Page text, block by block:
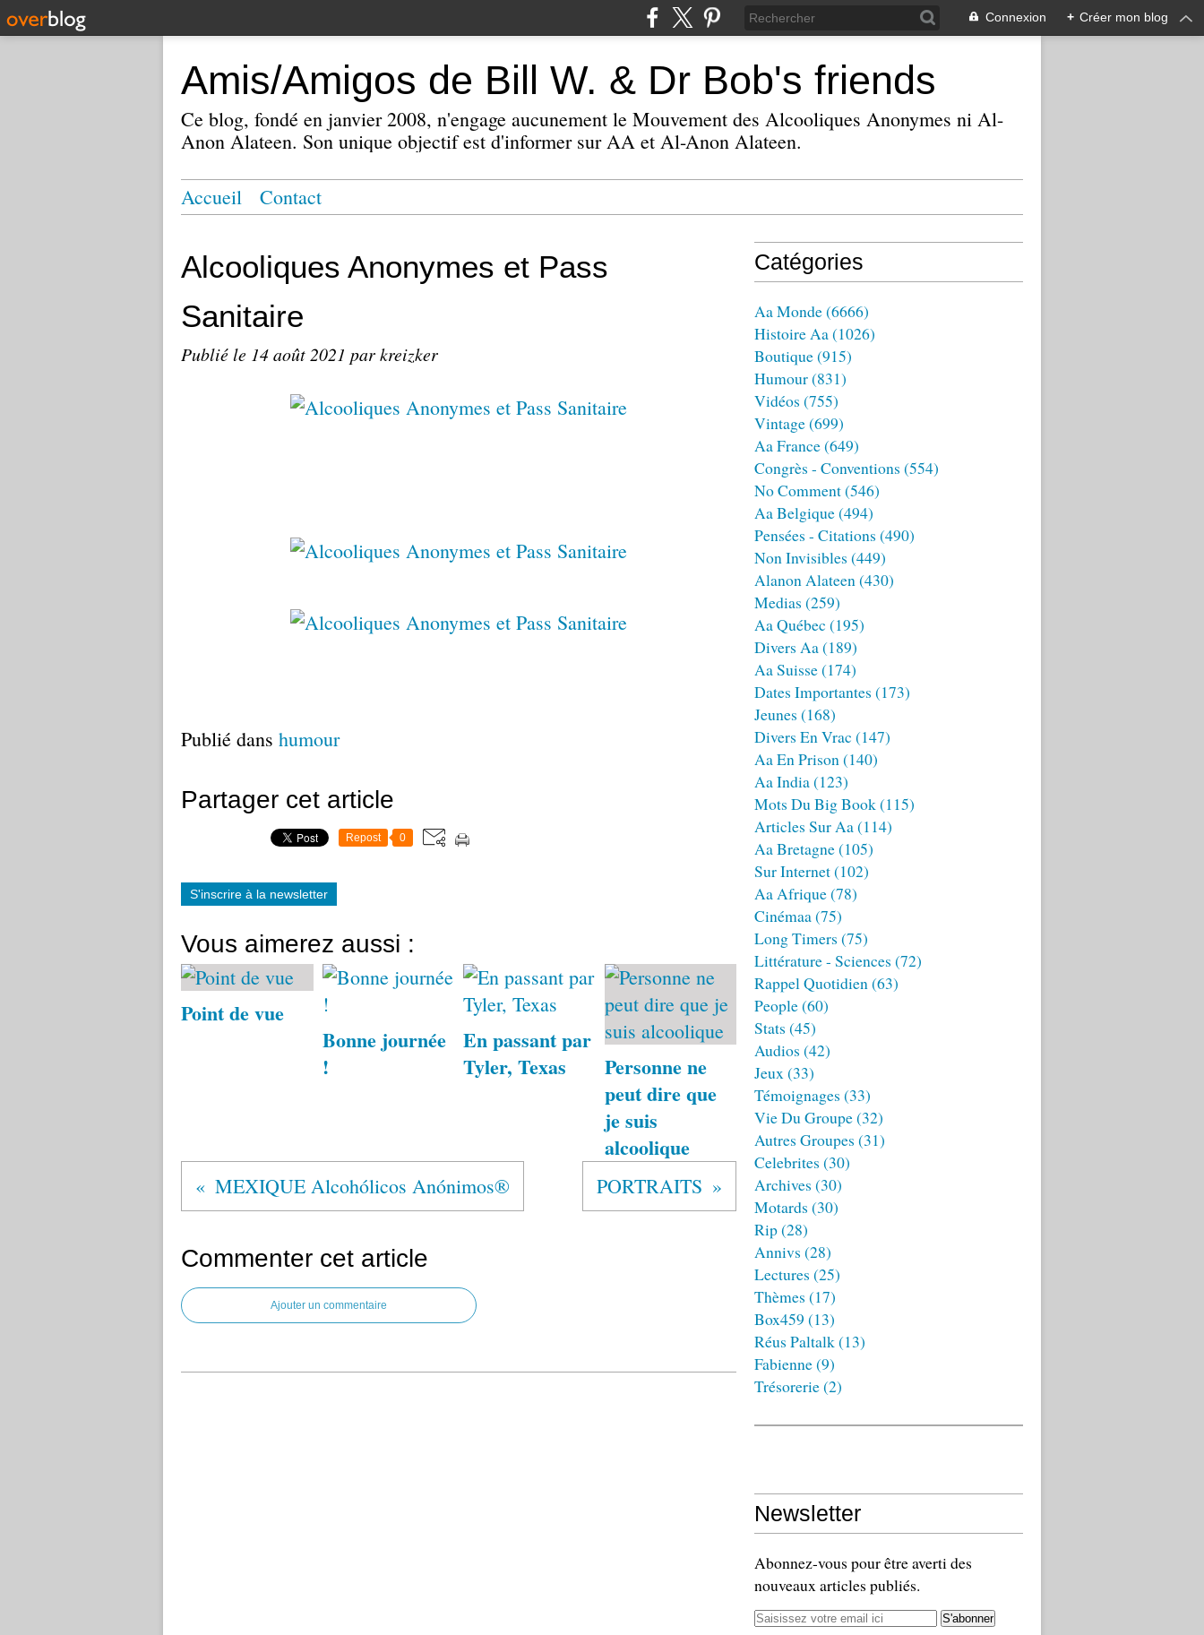
Connexion + Créer mon blog
Amis/Amigos de Bill W. & Dr Bob's friends
Ce blog, fondé en janvier 2008, n'engage aucunement le Mouvement des Alcooliques Anonymes ni Al-
Anon Alateen. Son unique objectif est d'informer sur AA et Al-Anon Alateen.
Accueil Contact
Alcooliques Anonymes et Pass
Sanitaire
Publié le 14 août 2021 par kreizker
Publié dans humour
Partager cet article
Repost 0
S'inscrire à la newsletter
Vous aimerez aussi :
Point de vue
Bonne journée
!
En passant par
Tyler, Texas
Personne ne
peut dire que
je suis
alcoolique
MEXIQUE Alcohólicos Anónimos® PORTRAITS
Commenter cet article
Ajouter un commentaire
Catégories
Aa Monde(6666)
Histoire Aa(1026)
Boutique(915)
Humour(831)
Vidéos (755)
Vintage(699)
Aa France(649)
Congrès - Conventions (554)
No Comment(546)
Aa Belgique(494)
Pensées - Citations (490)
Non Invisibles (449)
Alanon Alateen(430)
Medias (259)
Aa Québec (195)
Divers Aa(189)
Aa Suisse(174)
Dates Importantes (173)
Jeunes (168)
Divers En Vrac (147)
Aa En Prison(140)
Aa India(123)
Mots Du Big Book(115)
Articles Sur Aa(114)
Aa Bretagne(105)
Sur Internet(102)
Aa Afrique(78)
Cinémaa(75)
Long Timers (75)
Littérature - Sciences (72)
Rappel Quotidien(63)
People(60)
Stats (45)
Audios (42)
Jeux(33)
Témoignages (33)
Vie Du Groupe(32)
Autres Groupes (31)
Celebrites (30)
Archives (30)
Motards (30)
Rip(28)
Annivs (28)
Lectures (25)
Thèmes (17)
Box459 (13)
Réus Paltalk(13)
Fabienne(9)
Trésorerie(2)
Newsletter
Abonnez-vous pour être averti des
nouveaux articles publiés.